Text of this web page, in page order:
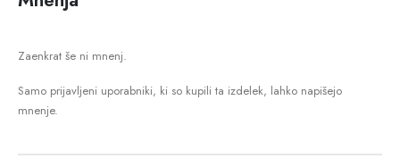
Zaenkrat še ni mnenj.
Samo prijavljeni uporabniki, ki so kupili ta izdelek, lahko napišejo
mnenje.